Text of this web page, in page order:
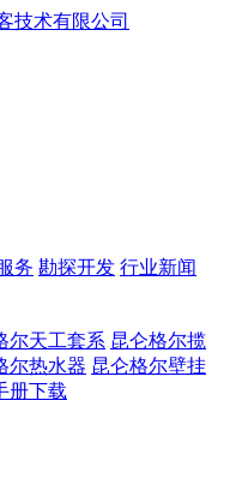
务 勘探开发 行业新闻
尔天工套系 昆仑格尔揽
尔热水器 昆仑格尔壁挂
册下载